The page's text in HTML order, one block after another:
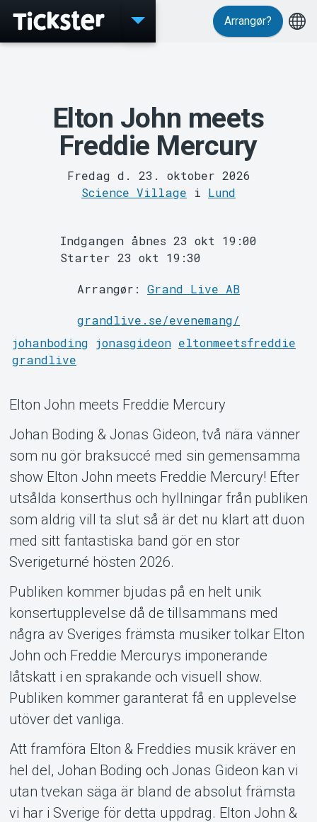
MyTickster
Support
Om Tickster
Arrangør?
Elton John meets
Freddie Mercury
Fredag d. 23. oktober 2026
Science Village i Lund
Indgangen åbnes 23 okt 19:00
Starter 23 okt 19:30
Arrangør: Grand Live AB
grandlive.se/evenemang/
johanboding jonasgideon eltonmeetsfreddie
grandlive
Elton John meets Freddie Mercury
Johan Boding & Jonas Gideon, två nära vänner
som nu gör braksuccé med sin gemensamma
show Elton John meets Freddie Mercury! Efter
utsålda konserthus och hyllningar från publiken
som aldrig vill ta slut så är det nu klart att duon
med sitt fantastiska band gör en stor
Sverigeturné hösten 2026.
Publiken kommer bjudas på en helt unik
konsertupplevelse då de tillsammans med
några av Sveriges främsta musiker tolkar Elton
John och Freddie Mercurys imponerande
låtskatt i en sprakande och visuell show.
Publiken kommer garanterat få en upplevelse
utöver det vanliga.
Att framföra Elton & Freddies musik kräver en
hel del, Johan Boding och Jonas Gideon kan vi
utan tvekan säga är bland de absolut främsta
vi har i Sverige för detta uppdrag. Elton John &